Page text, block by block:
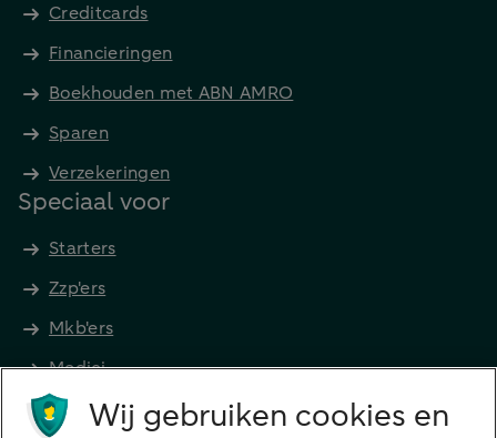
Creditcards
Financieringen
Boekhouden met ABN AMRO
Sparen
Verzekeringen
Speciaal voor
Starters
Zzp'ers
Mkb'ers
Medici
Advocaten en notarissen
Wij gebruiken cookies en